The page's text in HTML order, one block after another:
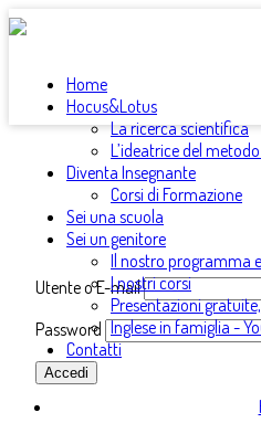
Home
Hocus&Lotus
La ricerca scientifica
L’ideatrice del metodo
Diventa Insegnante
Corsi di Formazione
Sei una scuola
Sei un genitore
Il nostro programma
I nostri corsi
Presentazioni
Inglese in famiglia -
Contatti
Accedi con il tuonome
e la tuapassword
contenuti speciali del
Utente o E-mail
Password